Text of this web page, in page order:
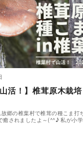
山活！】椎茸原木栽
郷の椎葉村で椎茸の種こま打
癒されましたよ～(^^♪ 私が小